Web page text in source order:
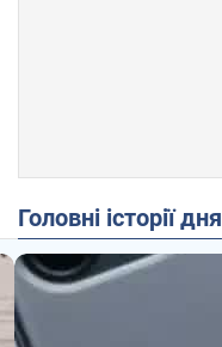
Головні історії дня